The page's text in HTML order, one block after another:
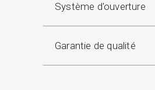
Système d'ouverture
Garantie de qualité